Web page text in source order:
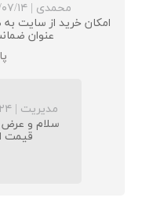
محمدی ۰۴/
امکان خرید از سایت
عنوان
مدیریت
سلام و عرض
قیمت